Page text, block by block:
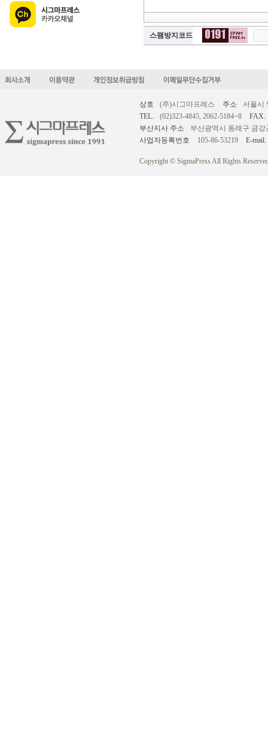
스팸방지코드
상호 (주)시그마프레스 주소
서울시
TEL.
(02)323-4845, 2062-5184~8
FAX.
부산지사 주소
부산광역시 동래구 금강
사업자등록번호
105-86-53219 E-mail.
Copyright © SigmaPress All Rights